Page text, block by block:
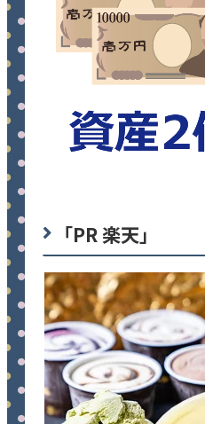
「PR 楽天」